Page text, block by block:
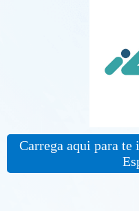
Carrega aqui para te